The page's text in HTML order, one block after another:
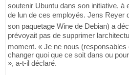
soutenir Ubuntu dans son initiative, à
de lun de ces employés. Jens Reyer
son paquetage Wine de Debian) a
prévoyait pas de supprimer
moment. « Je ne nous
changer quoi que ce soit dans ou
», a-t-il déclaré.